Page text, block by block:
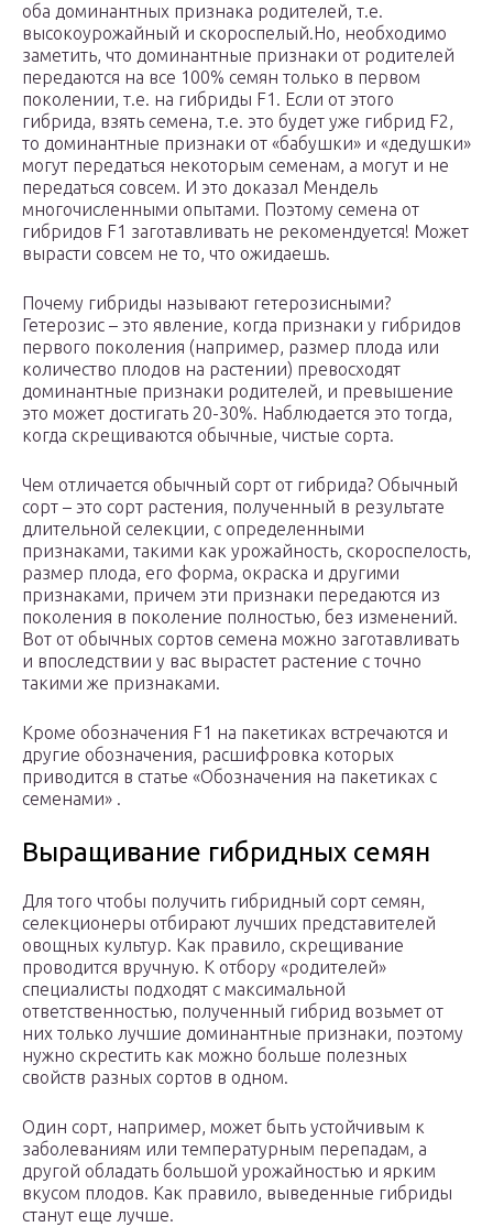
оба доминантных признака родителей, т.е.
высокоурожайный и скороспелый.Но, необходимо
заметить, что доминантные признаки от родителей
передаются на все 100% семян только в первом
поколении, т.е. на гибриды F1. Если от этого
гибрида, взять семена, т.е. это будет уже гибрид F2,
то доминантные признаки от «бабушки» и «дедушки»
могут передаться некоторым семенам, а могут и не
передаться совсем. И это доказал Мендель
многочисленными опытами. Поэтому семена от
гибридов F1 заготавливать не рекомендуется! Может
вырасти совсем не то, что ожидаешь.
Почему гибриды называют гетерозисными?
Гетерозис – это явление, когда признаки у гибридов
первого поколения (например, размер плода или
количество плодов на растении) превосходят
доминантные признаки родителей, и превышение
это может достигать 20-30%. Наблюдается это тогда,
когда скрещиваются обычные, чистые сорта.
Чем отличается обычный сорт от гибрида? Обычный
сорт – это сорт растения, полученный в результате
длительной селекции, с определенными
признаками, такими как урожайность, скороспелость,
размер плода, его форма, окраска и другими
признаками, причем эти признаки передаются из
поколения в поколение полностью, без изменений.
Вот от обычных сортов семена можно заготавливать
и впоследствии у вас вырастет растение с точно
такими же признаками.
Кроме обозначения F1 на пакетиках встречаются и
другие обозначения, расшифровка которых
приводится в статье «Обозначения на пакетиках с
семенами» .
Выращивание гибридных семян
Для того чтобы получить гибридный сорт семян,
селекционеры отбирают лучших представителей
овощных культур. Как правило, скрещивание
проводится вручную. К отбору «родителей»
специалисты подходят с максимальной
ответственностью, полученный гибрид возьмет от
них только лучшие доминантные признаки, поэтому
нужно скрестить как можно больше полезных
свойств разных сортов в одном.
Один сорт, например, может быть устойчивым к
заболеваниям или температурным перепадам, а
другой обладать большой урожайностью и ярким
вкусом плодов. Как правило, выведенные гибриды
станут еще лучше.